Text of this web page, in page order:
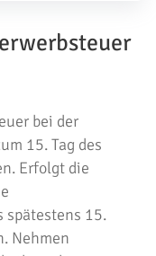
bei der
15. Tag des
Erfolgt die
spätestens 15.
Nehmen